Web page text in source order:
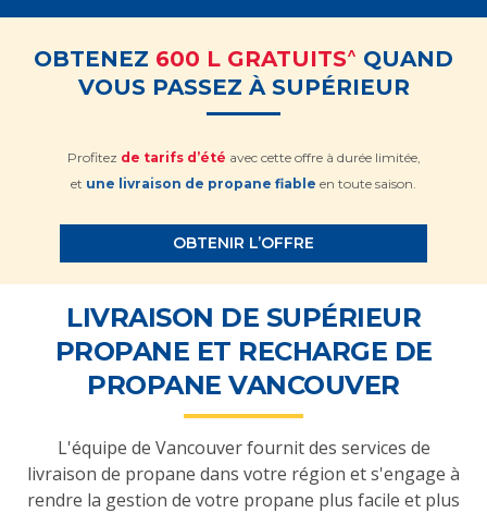
OBTENEZ 600 L GRATUITS^ QUAND
VOUS PASSEZ À SUPÉRIEUR
Profitez de tarifs d’été avec cette offre à durée limitée,
et une livraison de propane fiable en toute saison.
OBTENIR L’OFFRE
LIVRAISON DE SUPÉRIEUR
PROPANE ET RECHARGE DE
PROPANE VANCOUVER
L'équipe de Vancouver fournit des services de
livraison de propane dans votre région et s'engage à
rendre la gestion de votre propane plus facile et plus